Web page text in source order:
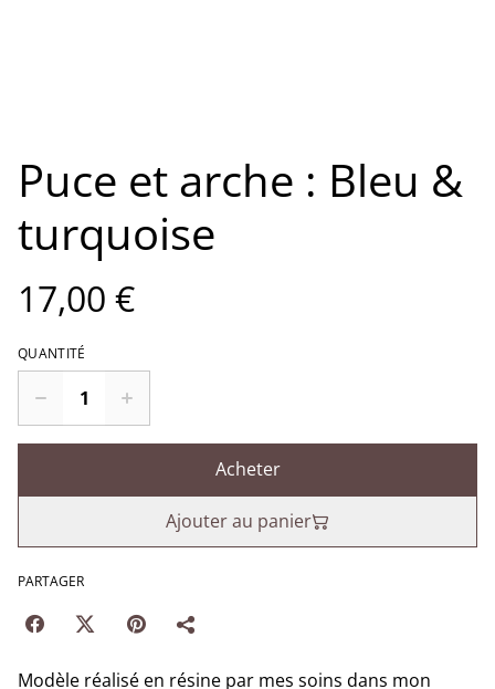
Puce et arche : Bleu &
turquoise
17,00 €
QUANTITÉ
Acheter
Ajouter au panier
PARTAGER
Modèle réalisé en résine par mes soins dans mon